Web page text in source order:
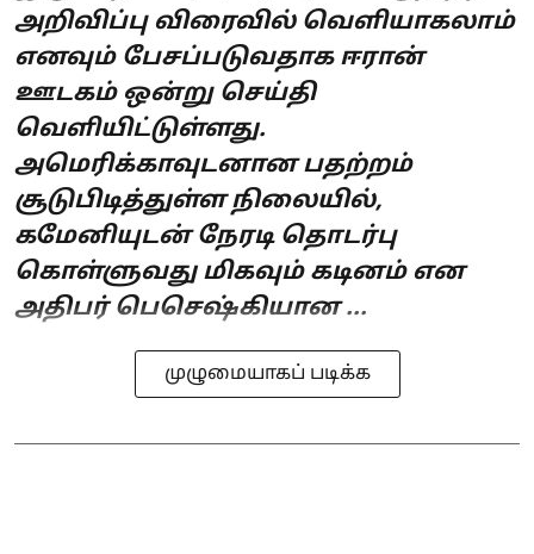
அறிவிப்பு விரைவில் வெளியாகலாம்
எனவும் பேசப்படுவதாக ஈரான்
ஊடகம் ஒன்று செய்தி
வெளியிட்டுள்ளது.
அமெரிக்காவுடனான பதற்றம்
சூடுபிடித்துள்ள நிலையில்,
கமேனியுடன் நேரடி தொடர்பு
கொள்ளுவது மிகவும் கடினம் என
அதிபர் பெசெஷ்கியான ...
முழுமையாகப் படிக்க